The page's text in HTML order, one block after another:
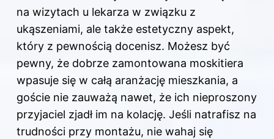
na wizytach u lekarza w związku z
ukąszeniami, ale także estetyczny aspekt,
który z pewnością docenisz. Możesz być
pewny, że dobrze zamontowana moskitiera
wpasuje się w całą aranżację mieszkania, a
goście nie zauważą nawet, że ich nieproszony
przyjaciel zjadł im na kolację. Jeśli natrafisz na
trudności przy montażu, nie wahaj się